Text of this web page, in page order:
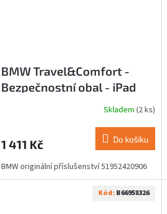
BMW Travel&Comfort -
Bezpečnostní obal - iPad
Skladem (2 ks)
1 411 Kč Do košíku
BMW originální příslušenství 51952420906
Kód: B66958326